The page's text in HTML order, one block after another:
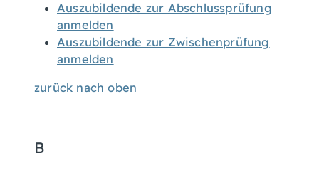
Auszubildende zur Abschlussprüfung
anmelden
Auszubildende zur Zwischenprüfung
anmelden
zurück nach oben
B